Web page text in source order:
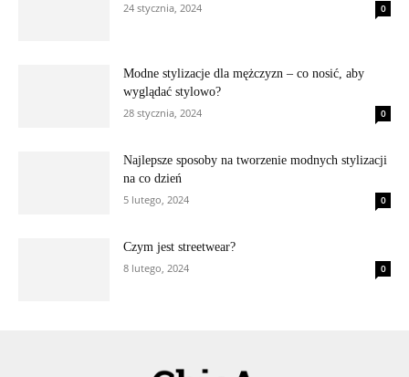
24 stycznia, 2024
0
Modne stylizacje dla mężczyzn – co nosić, aby
wyglądać stylowo?
28 stycznia, 2024
0
Najlepsze sposoby na tworzenie modnych stylizacji
na co dzień
5 lutego, 2024
0
Czym jest streetwear?
8 lutego, 2024
0